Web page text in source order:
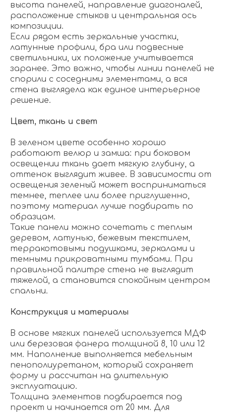
высота панелей, направление диагоналей,
расположение стыков и центральная ось
композиции.
Если рядом есть зеркальные участки,
латунные профили, бра или подвесные
светильники, их положение учитывается
заранее. Это важно, чтобы линии панелей не
спорили с соседними элементами, а вся
стена выглядела как единое интерьерное
решение.
Цвет, ткань и свет
В зеленом цвете особенно хорошо
работают велюр и замша: при боковом
освещении ткань дает мягкую глубину, а
оттенок выглядит живее. В зависимости от
освещения зеленый может восприниматься
темнее, теплее или более приглушенно,
поэтому материал лучше подбирать по
образцам.
Такие панели можно сочетать с теплым
деревом, латунью, бежевым текстилем,
терракотовыми подушками, зеркалами и
темными прикроватными тумбами. При
правильной палитре стена не выглядит
тяжелой, а становится спокойным центром
спальни.
Конструкция и материалы
В основе мягких панелей используется МДФ
или березовая фанера толщиной 8, 10 или 12
мм. Наполнение выполняется мебельным
пенополиуретаном, который сохраняет
форму и рассчитан на длительную
эксплуатацию.
Толщина элементов подбирается под
проект и начинается от 20 мм. Для